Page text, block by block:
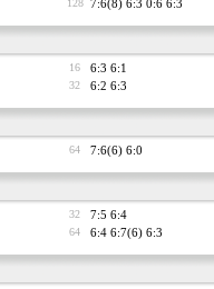
128 7:6(8) 6:3 0:6 6:3
16 6:3 6:1
32 6:2 6:3
64 7:6(6) 6:0
32 7:5 6:4
64 6:4 6:7(6) 6:3